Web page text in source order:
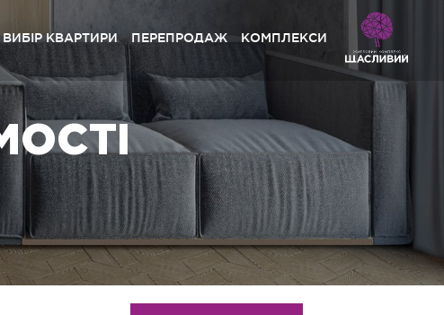
ВИБІР КВАРТИРИ ПЕРЕПРОДАЖ КОМПЛЕКСИ
«Щасливий Grand» Софіївська Борщагівка
ЖК «Crystal Avenue» Петропавлівська Борщагівка
ЖК «Щасливий» Петропавлівська Борщагівка
ЖК «Щасливий» Софіївська Борщагівка
ЖК «Lypynsky» Львів